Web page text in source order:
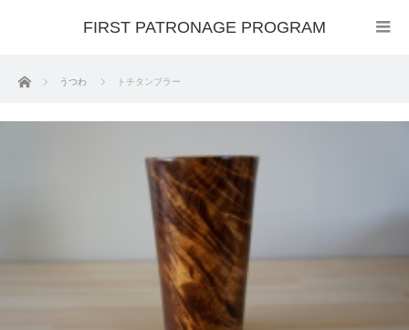
FIRST PATRONAGE PROGRAM
ホーム うつわ トチタンブラー